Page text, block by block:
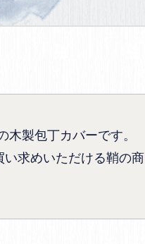
製包丁カバーです。
い求めいただける鞘の商